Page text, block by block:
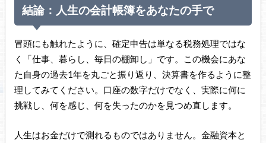
結論：人生の会計帳簿をあなたの手で
冒頭にも触れたように、確定申告は単なる税務処理ではな
く「仕事、暮らし、毎日の棚卸し」です。この機会にあな
た自身の過去1年を丸ごと振り返り、決算書を作るように整
理してみてください。口座の数字だけでなく、実際に何に
挑戦し、何を感じ、何を失ったのかを見つめ直します。
人生はお金だけで測れるものではありません。金融資本と